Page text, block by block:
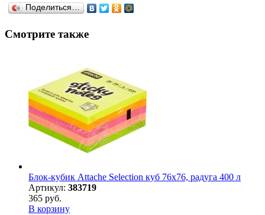
Поделиться…
Смотрите также
Блок-кубик Attache Selection куб 76х76, радуга 400 л
Артикул: 383719
365 руб.
В корзину